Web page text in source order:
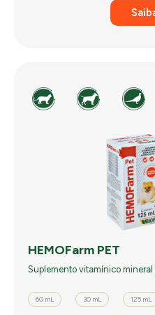
HEMOFarm PET
Suplemento vitamínico mineral
60 mL 30 mL 125 mL